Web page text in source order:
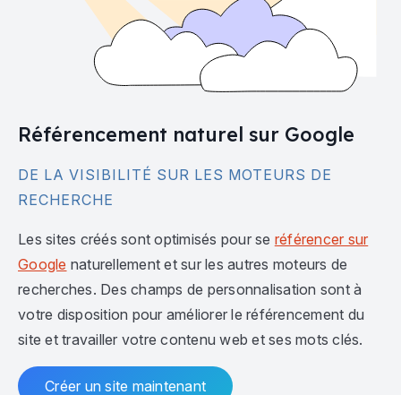
Référencement naturel sur Google
DE LA VISIBILITÉ SUR LES MOTEURS DE
RECHERCHE
Les sites créés sont optimisés pour se référencer sur
Google naturellement et sur les autres moteurs de
recherches. Des champs de personnalisation sont à
votre disposition pour améliorer le référencement du
site et travailler votre contenu web et ses mots clés.
Créer un site maintenant